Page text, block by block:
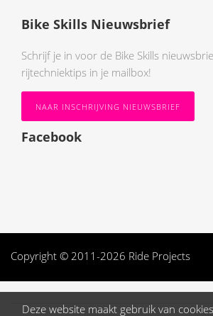
Bike Skills Nieuwsbrief
Schrijf je in voor de Bike Skills
rijtechniektips in je mailbox!
NAAR INSCHRIJVING NIEUWSBRIEF
Facebook
Copyright © 2011-2026 Ride Projects
Deze website maakt gebruik van